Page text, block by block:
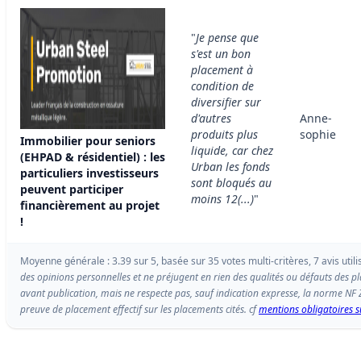
Immobilier pour seniors
(EHPAD & résidentiel) : les
particuliers investisseurs
peuvent participer
financièrement au projet
!
"Je pense que
s'est un bon
placement à
condition de
diversifier sur
d'autres
produits plus
liquide, car chez
Urban les fonds
sont bloqués au
moins 12(...)"
Anne-
sophie
Moyenne générale : 3.39 sur 5, basée sur 35 votes multi-critères, 7 avis
des opinions personnelles et ne préjugent en rien des qualités ou défauts des
avant publication, mais ne respecte pas, sauf indication expresse, la norme
preuve de placement effectif sur les placements cités. cfmentions obligatoires